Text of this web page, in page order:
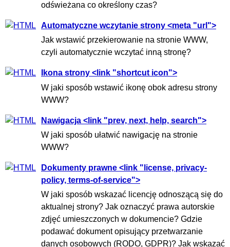
odświeżana co określony czas?
Automatyczne wczytanie strony <meta "url">
Jak wstawić przekierowanie na stronie WWW,
czyli automatycznie wczytać inną stronę?
Ikona strony <link "shortcut icon">
W jaki sposób wstawić ikonę obok adresu strony
WWW?
Nawigacja <link "prev, next, help, search">
W jaki sposób ułatwić nawigację na stronie
WWW?
Dokumenty prawne <link "license, privacy-
policy, terms-of-service">
W jaki sposób wskazać licencję odnoszącą się do
aktualnej strony? Jak oznaczyć prawa autorskie
zdjęć umieszczonych w dokumencie? Gdzie
podawać dokument opisujący przetwarzanie
danych osobowych (RODO, GDPR)? Jak wskazać